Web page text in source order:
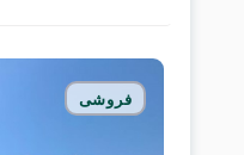
فروشی